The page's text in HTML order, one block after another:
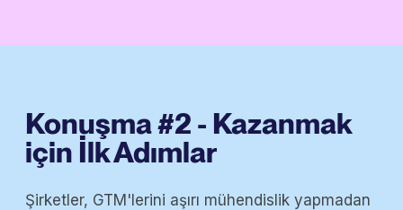
Konuşma #2 - Kazanmak
için İlk Adımlar
Şirketler, GTM'lerini aşırı mühendislik yapmadan